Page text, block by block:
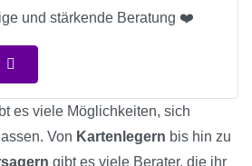
und stärkende Beratung ❤️
es viele Möglichkeiten, sich
Von Kartenlegern bis hin zu
gibt es viele Berater, die ihr